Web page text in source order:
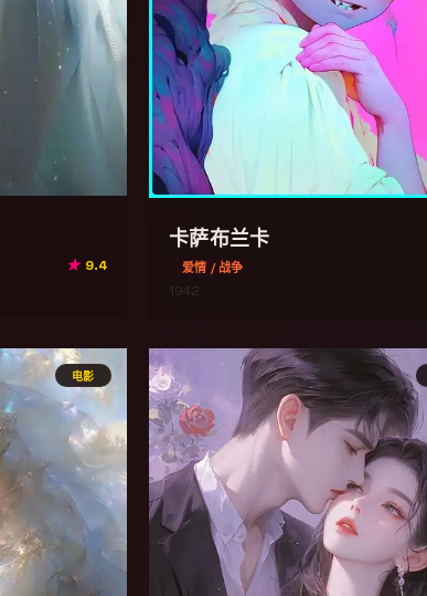
★ 9.4
卡萨布兰卡
爱情 / 战争
1942
电影